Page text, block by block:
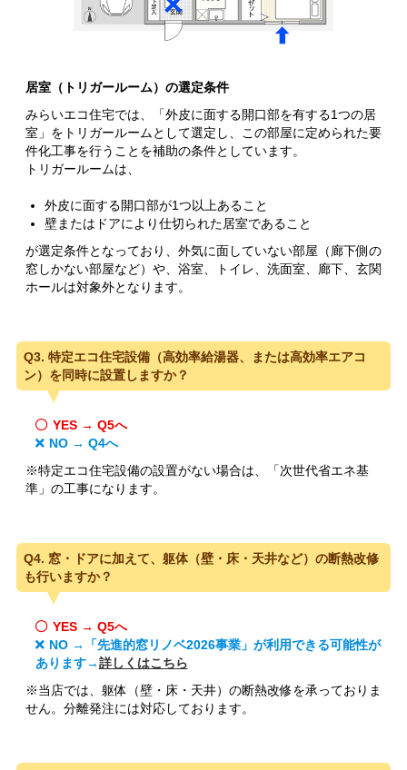
居室（トリガールーム）の選定条件
みらいエコ住宅では、「外皮に面する開口部を有する1つの居
室」をトリガールームとして選定し、この部屋に定められた要
件化工事を行うことを補助の条件としています。
トリガールームは、
外皮に面する開口部が1つ以上あること
壁またはドアにより仕切られた居室であること
が選定条件となっており、外気に面していない部屋（廊下側の
窓しかない部屋など）や、浴室、トイレ、洗面室、廊下、玄関
ホールは対象外となります。
Q3. 特定エコ住宅設備（高効率給湯器、または高効率エアコ
ン）を同時に設置しますか？
YES → Q5へ
NO → Q4へ
※特定エコ住宅設備の設置がない場合は、「次世代省エネ基
準」の工事になります。
Q4. 窓・ドアに加えて、躯体（壁・床・天井など）の断熱改修
も行いますか？
YES → Q5へ
NO →「先進的窓リノベ2026事業」が利用できる可能性が
あります→詳しくはこちら
※当店では、躯体（壁・床・天井）の断熱改修を承っておりま
せん。分離発注には対応しております。